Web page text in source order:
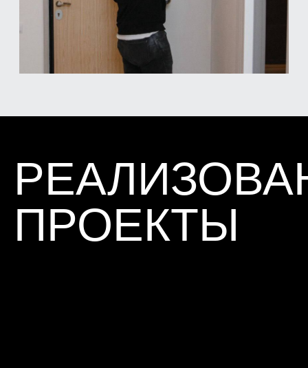
Определение участков промерзания
монтажных швов оконных и
ограждающих конструкций, участков
инфильтрации воздуха.
HILTI PM 2-L 10 М
Определение отклонения от вертикали и
и оконных блоков и т.д.